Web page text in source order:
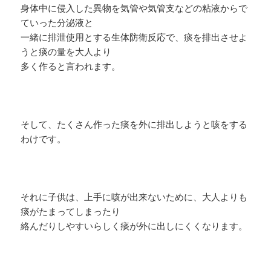
身体中に侵入した異物を気管や気管支などの粘液からで
ていった分泌液と
一緒に排泄使用とする生体防衛反応で、痰を排出させよ
うと痰の量を大人より
多く作ると言われます。
そして、たくさん作った痰を外に排出しようと咳をする
わけです。
それに子供は、上手に咳が出来ないために、大人よりも
痰がたまってしまったり
絡んだりしやすいらしく痰が外に出しにくくなります。